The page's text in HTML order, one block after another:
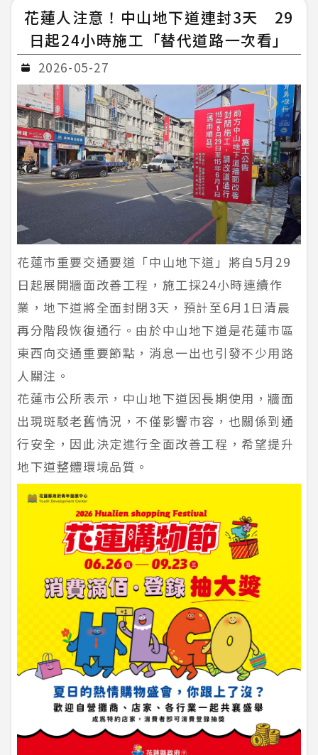
花蓮人注意！中山地下道連封3天 29
日起24小時施工「替代道路一次看」
2026-05-27
花蓮市重要交通要道「中山地下道」將自5月29
日起展開牆面改善工程，施工採24小時連續作
業，地下道將全面封閉3天，預計至6月1日清晨
再分階段恢復通行。由於中山地下道是花蓮市區
東西向交通重要節點，消息一出也引發不少用路
人關注。
花蓮市公所表示，中山地下道因長期使用，牆面
出現斑駁老舊情況，不僅影響市容，也關係到通
行安全，因此決定進行全面改善工程，希望提升
地下道整體環境品質。